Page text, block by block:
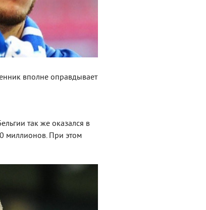
вполне оправдывает
так же оказался в
миллионов. При этом